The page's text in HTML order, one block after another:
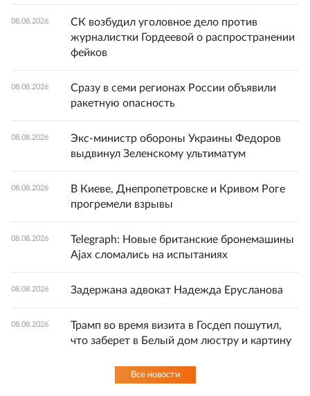
08.08.2026
СК возбудил уголовное дело против
журналистки Гордеевой о распространении
фейков
08.08.2026
Сразу в семи регионах России объявили
ракетную опасность
08.08.2026
Экс-министр обороны Украины Федоров
выдвинул Зеленскому ультиматум
08.08.2026
В Киеве, Днепропетровске и Кривом Роге
прогремели взрывы
08.08.2026
Telegraph: Новые британские бронемашины
Ajax сломались на испытаниях
08.08.2026 Задержана адвокат Надежда Ерусланова
08.08.2026
Трамп во время визита в Госдеп пошутил,
что заберет в Белый дом люстру и картину
Все новости